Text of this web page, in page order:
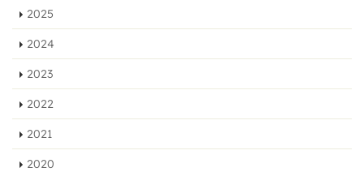
2025
2024
2023
2022
2021
2020